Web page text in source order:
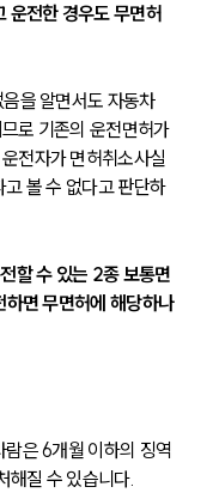
운전한 경우도 무면허
을 알면서도 자동차
로 기존의 운전면허가
전자가 면허취소사실
볼 수 없다고 판단하
할 수 있는 2종 보통면
면 무면허에 해당하나
은 6개월 이하의 징역
해질 수 있습니다.